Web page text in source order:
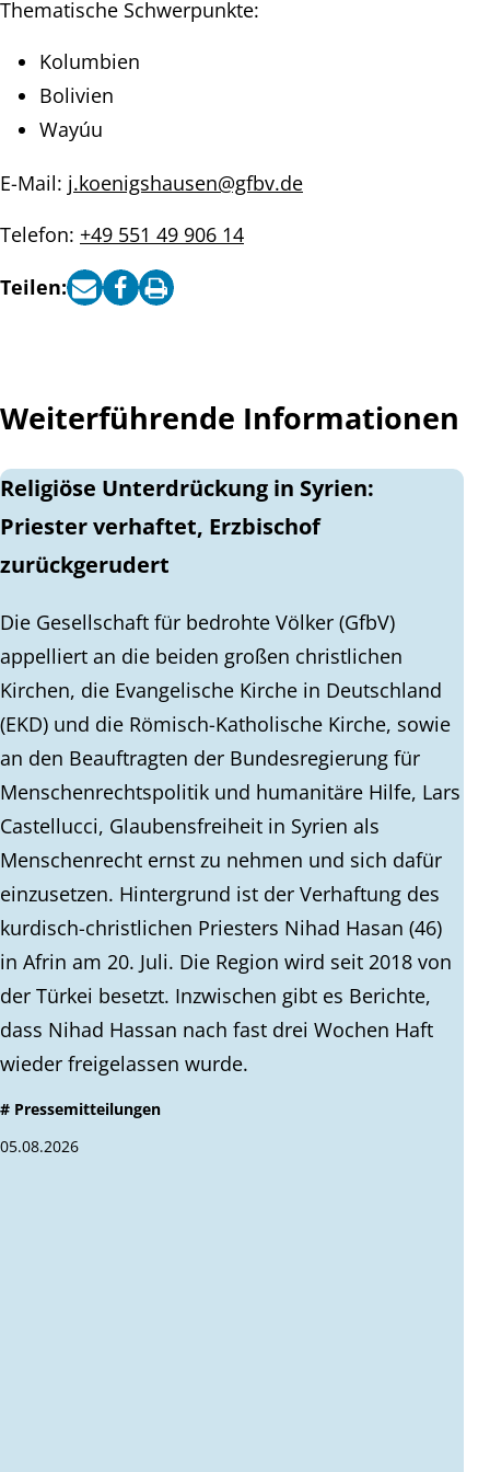
Thematische Schwerpunkte:
Kolumbien
Bolivien
Wayúu
E-Mail: j.koenigshausen@gfbv.de
Telefon: +49 551 49 906 14
Teilen:
Weiterführende Informationen
Religiöse Unterdrückung in Syrien:
Priester verhaftet, Erzbischof
zurückgerudert
Die Gesellschaft für bedrohte Völker (GfbV)
appelliert an die beiden großen christlichen
Kirchen, die Evangelische Kirche in Deutschland
(EKD) und die Römisch-Katholische Kirche, sowie
an den Beauftragten der Bundesregierung für
Menschenrechtspolitik und humanitäre Hilfe, Lars
Castellucci, Glaubensfreiheit in Syrien als
Menschenrecht ernst zu nehmen und sich dafür
einzusetzen. Hintergrund ist der Verhaftung des
kurdisch-christlichen Priesters Nihad Hasan (46)
in Afrin am 20. Juli. Die Region wird seit 2018 von
der Türkei besetzt. Inzwischen gibt es Berichte,
dass Nihad Hassan nach fast drei Wochen Haft
wieder freigelassen wurde.
# Pressemitteilungen
05.08.2026